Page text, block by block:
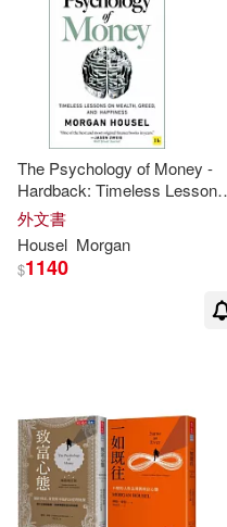
The Psychology of Money -
Hardback: Timeless Lessons
on Wealth, Greed, and
Happiness
外文書
Housel Morgan
$1140